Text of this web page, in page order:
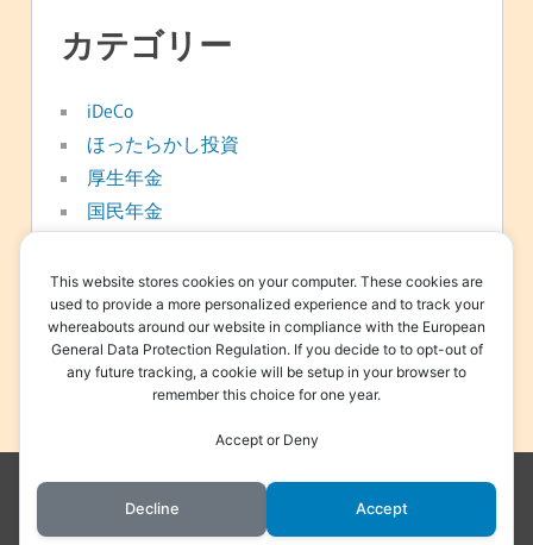
カテゴリー
iDeCo
ほったらかし投資
厚生年金
国民年金
新NISA
日常
資産形成
退職金
WordPress Theme: Treville by ThemeZee.
This website stores cookies on your computer. These cookies are
used to provide a more personalized experience and to track your
whereabouts around our website in compliance with the European
General Data Protection Regulation. If you decide to to opt-out of
any future tracking, a cookie will be setup in your browser to
remember this choice for one year.
Accept or Deny
Decline Accept